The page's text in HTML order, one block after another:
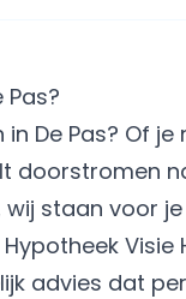
Pas?
De Pas? Of je
doorstromen
staan voor je
Visie
advies dat